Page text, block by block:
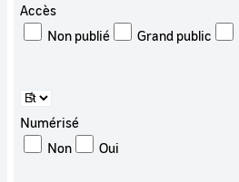
Accès
Non publié
Grand public
Numérisé
Non
Oui